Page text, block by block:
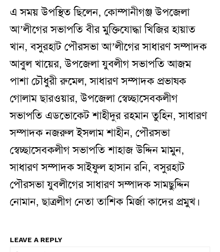
এ সময় উপস্থিত ছিলেন, কোম্পানীগঞ্জ উপজেলা
আ’লীগের সভাপতি বীর মুক্তিযোদ্ধা খিজির হায়াত
খান, বসুরহাট পৌরসভা আ’লীগের সাধারণ সম্পাদক
আবুল খায়ের, উপজেলা যুবলীগ সভাপতি আজম
পাশা চৌধুরী রুমেল, সাধারণ সম্পাদক প্রভাষক
গোলাম ছারওয়ার, উপজেলা স্বেচ্ছাসেবকলীগ
সভাপতি এডভোকেট শাহীদুর রহমান তুহিন, সাধারণ
সম্পাদক নজরুল ইসলাম শাহীন, পৌরসভা
স্বেচ্ছাসেবকলীগ সভাপতি শাহাজ উদ্দিন মামুন,
সাধারণ সম্পাদক সাইফুল হাসান রনি, বসুরহাট
পৌরসভা যুবলীগের সাধারণ সম্পাদক সামছুদ্দিন
নোমান, ছাত্রলীগ নেতা তাশিক মির্জা কাদের প্রমুখ।
LEAVE A REPLY